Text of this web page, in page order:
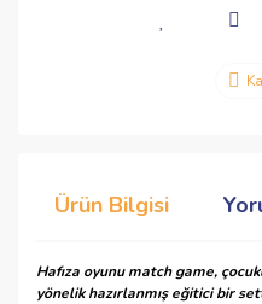
Ürün Bilgisi
Hafıza oyunu match game,
yönelik hazırlanmış eğitici bir